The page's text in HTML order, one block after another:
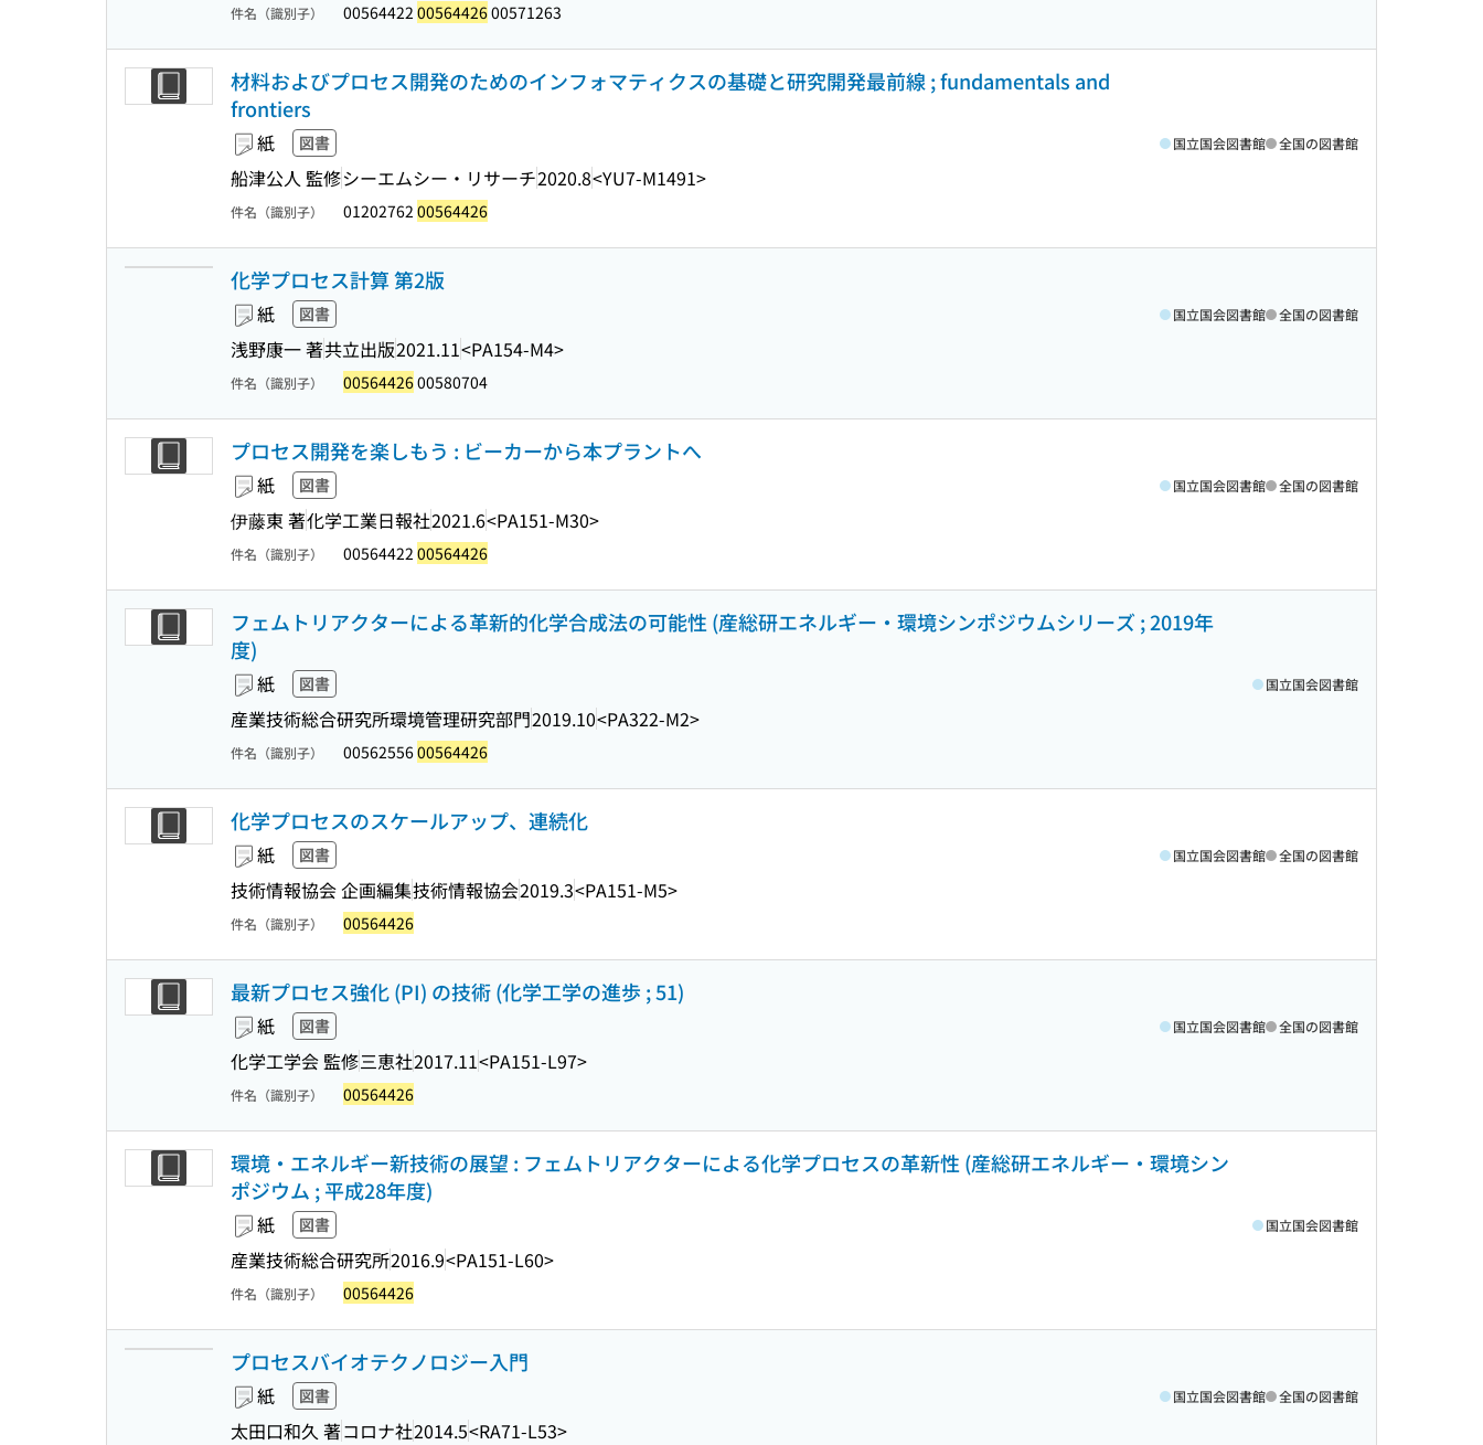
件名（識別子） 00564422 0056442600571263
材料およびプロセス開発のためのインフォマティクスの基礎と研究開発最前線 ; fundamentals and
frontiers
紙 図書
船津公人 監修シーエムシー・リサーチ2020.8<YU7-M1491>
国立国会図書館 全国の図書館
件名（識別子） 01202762 00564426
化学プロセス計算 第2版
紙 図書
浅野康一 著共立出版2021.11<PA154-M4>
国立国会図書館 全国の図書館
件名（識別子） 0056442600580704
プロセス開発を楽しもう : ビーカーから本プラントへ
紙 図書
伊藤東 著化学工業日報社2021.6<PA151-M30>
国立国会図書館 全国の図書館
件名（識別子） 00564422 00564426
フェムトリアクターによる革新的化学合成法の可能性 (産総研エネルギー・環境シンポジウムシリーズ ; 2019年
度)
紙 図書
産業技術総合研究所環境管理研究部門2019.10<PA322-M2>
国立国会図書館
件名（識別子） 0056255600564426
化学プロセスのスケールアップ、連続化
紙 図書
技術情報協会 企画編集技術情報協会2019.3<PA151-M5>
国立国会図書館 全国の図書館
件名（識別子） 00564426
最新プロセス強化 (PI) の技術 (化学工学の進歩 ; 51)
紙 図書
化学工学会 監修三恵社2017.11<PA151-L97>
国立国会図書館 全国の図書館
件名（識別子） 00564426
環境・エネルギー新技術の展望 : フェムトリアクターによる化学プロセスの革新性 (産総研エネルギー・環境シン
ポジウム ; 平成28年度)
紙 図書
産業技術総合研究所2016.9<PA151-L60>
国立国会図書館
件名（識別子） 00564426
プロセスバイオテクノロジー入門
紙 図書
太田口和久 著コロナ社2014.5<RA71-L53>
国立国会図書館 全国の図書館